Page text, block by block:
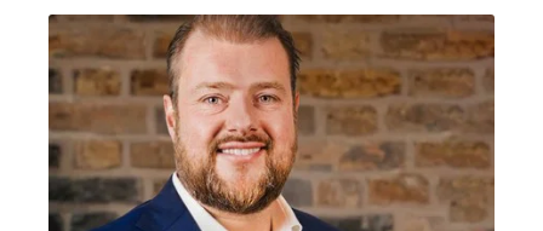
neu geschaffene Führungsposition ist Teil der
strategischen Weiterentwicklung im Rahmen der
„Strategie 2030“.